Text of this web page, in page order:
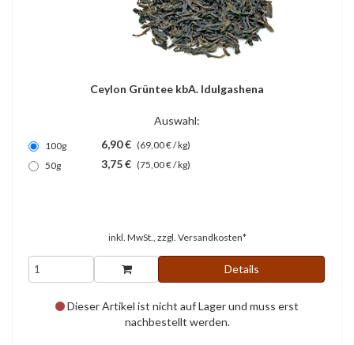
Ceylon Grüntee kbA. Idulgashena
Auswahl:
100g 6,90 € (69,00 € / kg)
50g
3,75 € (75,00 € / kg)
inkl. MwSt., zzgl. Versandkosten*
Details
Dieser Artikel ist nicht auf Lager und muss erst
nachbestellt werden.